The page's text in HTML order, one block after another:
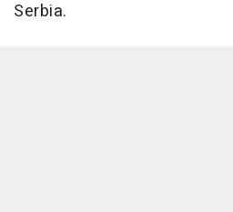
Serbia.